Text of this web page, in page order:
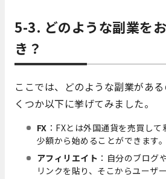
5-3. どのような副業を
き？
ここでは、どのような副業があ
くつか以下に挙げてみました。
FX ：FXとは外国通貨を売買して
少額から始めることができます。
アフィリエイト ：自分のブログ
リンクを貼り、そこからユーザ